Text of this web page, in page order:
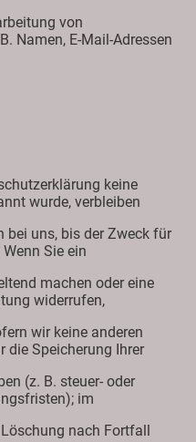
von
Namen, E-Mail-Adressen
keine
wurde, verbleiben
bei uns, bis der Zweck für
Sie ein
machen oder eine
widerrufen,
wir keine anderen
die Speicherung Ihrer
(z. B. steuer- oder
im
nach Fortfall